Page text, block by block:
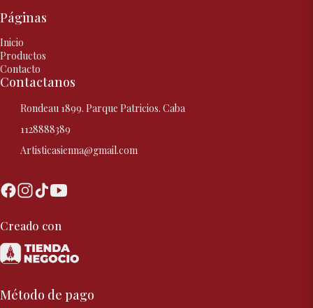
Páginas
Inicio
Productos
Contacto
Contactanos
Rondeau 1899. Parque Patricios. Caba
1128888389
Artisticasienna@gmail.com
Creado con
Método de pago